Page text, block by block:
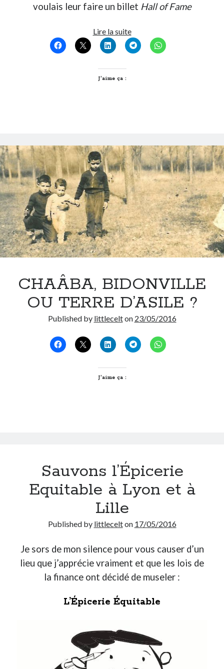
Post inutile
Sorties cuculturelles
voulais leur faire un billet Hall of Fame
Lire la suite5
agitateurs
lyonnais
J’aime ça :
CHAÂBA, BIDONVILLE
OU TERRE D’ASILE ?
Published by littlecelton 23/05/2016
J’aime ça :
Sauvons l’Épicerie
Equitable à Lyon et à
Lille
Published by littlecelton 17/05/2016
Je sors de mon silence pour vous causer d’un
lieu que j’apprécie vraiment et que les lois de
la finance ont décidé de museler :
L’Épicerie Équitable